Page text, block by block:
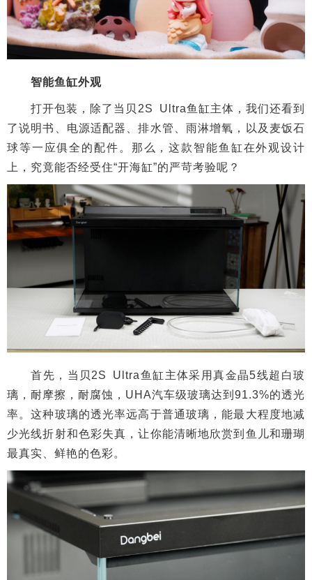
智能鱼缸外观
打开包装，除了当贝2S Ultra鱼缸主体，我们还看到
了说明书、电源适配器、排水管、雨淋增氧，以及麦饭石
球等一应俱全的配件。那么，这款智能鱼缸在外观设计
上，究竟能否经受住“开海缸”的严苛考验呢？
首先，当贝2S Ultra鱼缸主体采用真金晶5线超白玻
璃，耐摩擦，耐腐蚀，UHA汽车级玻璃达到91.3%的透光
率。这种玻璃的透光率远高于普通玻璃，能最大程度地减
少光线折射和色彩失真，让你能清晰地欣赏到鱼儿和珊瑚
最真实、鲜艳的色彩。